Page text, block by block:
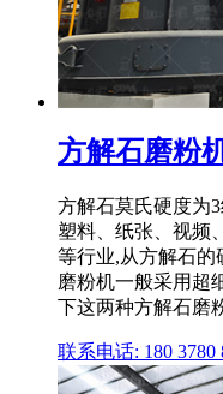
方解石磨粉
方解石莫氏硬度为
塑料、纸张、视频
等行业,从方解石的
磨粉机一般采用超
下这两种方解石磨
联系电话: 180 3780